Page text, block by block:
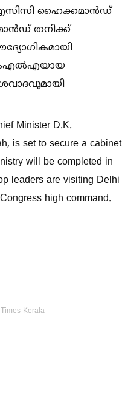
ഹൈക്കമാൻഡ്
തനിക്ക്
Minister D.K.
is set to secure a cabinet
will be completed in
leaders are visiting Delhi
high command.
Kerala